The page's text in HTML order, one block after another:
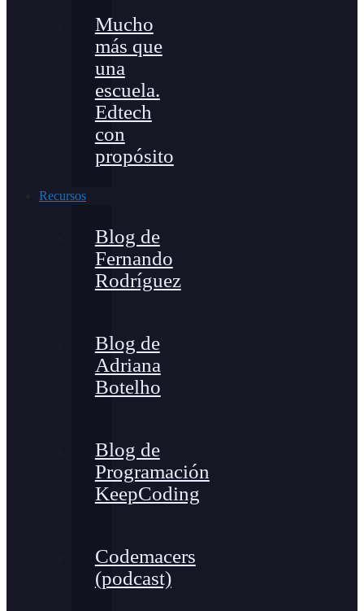
Mucho
más que
una
escuela.
Edtech
con
propósito
Recursos
Blog de
Fernando
Rodríguez
Blog de
Adriana
Botelho
Blog de
Programación
KeepCoding
Codemacers
(podcast)